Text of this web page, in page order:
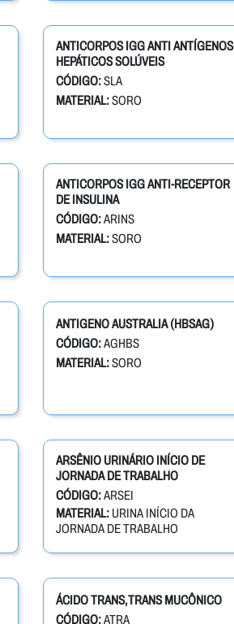
ANTICORPOS IGG ANTI ANTÍGENOS
HEPÁTICOS SOLÚVEIS
CÓDIGO:SLA
MATERIAL:SORO
ANTICORPOS IGG ANTI-RECEPTOR
DE INSULINA
CÓDIGO:ARINS
MATERIAL:SORO
ANTIGENO AUSTRALIA (HBSAG)
CÓDIGO:AGHBS
MATERIAL:SORO
ARSÊNIO URINÁRIO INÍCIO DE
JORNADA DE TRABALHO
CÓDIGO:ARSEI
MATERIAL:URINA INÍCIO DA
JORNADA DE TRABALHO
ÁCIDO TRANS,TRANS MUCÔNICO
CÓDIGO:ATRA